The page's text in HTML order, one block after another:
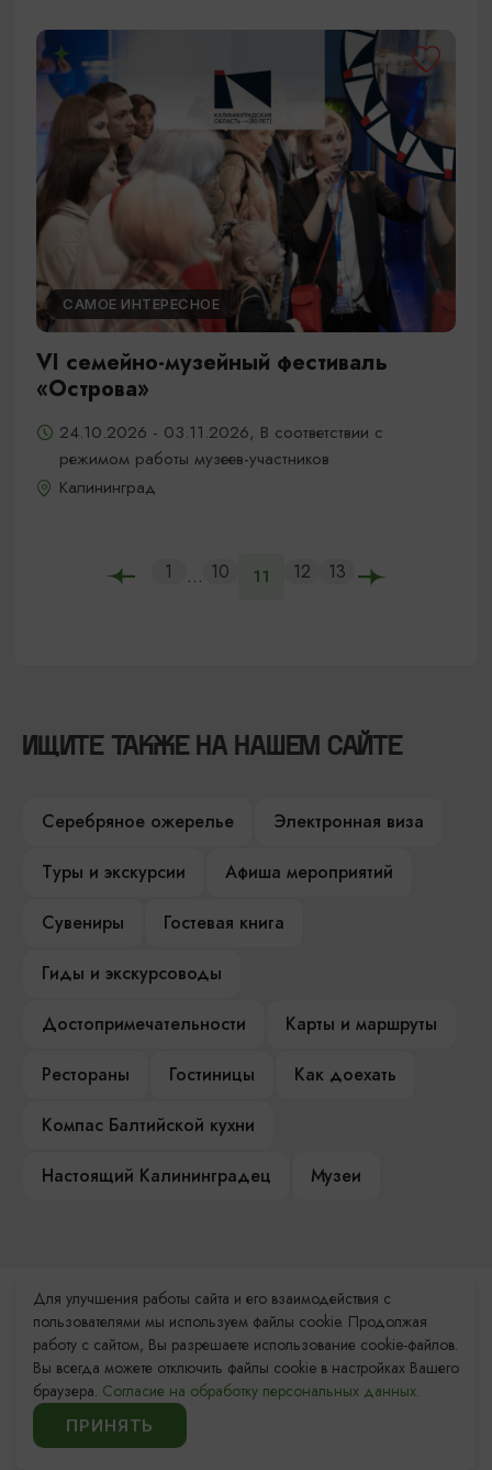
САМОЕ ИНТЕРЕСНОЕ
VI семейно-музейный фестиваль
«Острова»
24.10.2026 - 03.11.2026, В соответствии с
режимом работы музеев-участников
Калининград
1 ... 10 11 12 13
ИЩИТЕ ТАКЖЕ НА НАШЕМ САЙТЕ
Серебряное ожерелье
Электронная виза
Туры и экскурсии
Афиша мероприятий
Сувениры
Гостевая книга
Гиды и экскурсоводы
Достопримечательности
Карты и маршруты
Рестораны
Гостиницы
Как доехать
Компас Балтийской кухни
Настоящий Калининградец
Музеи
Контакты Туристского
информационного центра
+7 (4012) 555-200
8 (800) 200-55-39
Для улучшения работы сайта и его взаимодействия с
пользователями мы используем файлы cookie. Продолжая
работу с сайтом, Вы разрешаете использование cookie-файлов.
Вы всегда можете отключить файлы cookie в настройках Вашего
браузера. Согласие на обработку персональных данных.
ПРИНЯТЬ